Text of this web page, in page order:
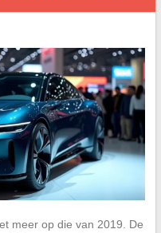
meer op die van 2019. De